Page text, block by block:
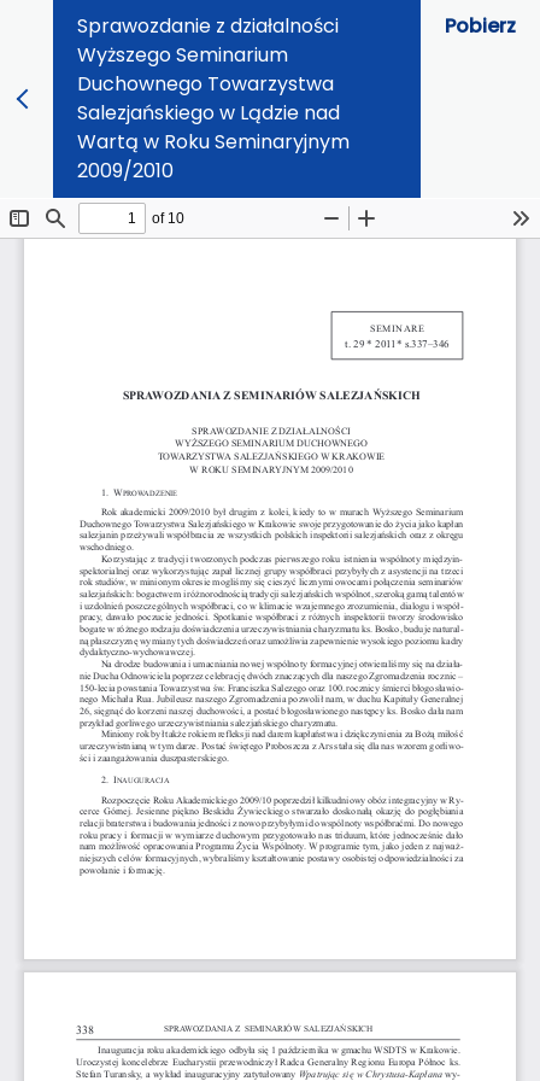
Sprawozdanie z działalności
Wyższego Seminarium
Duchownego Towarzystwa
Salezjańskiego w Lądzie nad
Wartą w Roku Seminaryjnym
2009/2010
Pobierz